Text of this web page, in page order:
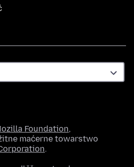
Foundation,
maćerne towarstwo
.